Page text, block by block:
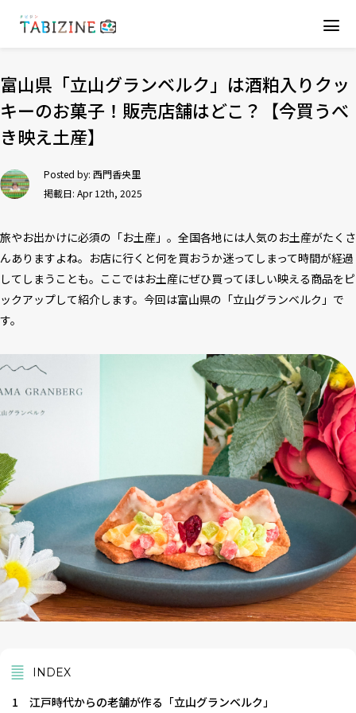
富山県「立山グランベルク」は酒粕入りクッ
キーのお菓子！販売店舗はどこ？【今買うべ
き映え土産】
Posted by: 西門香央里
掲載日: Apr 12th, 2025
旅やお出かけに必須の「お土産」。全国各地には人気のお土産がたくさ
んありますよね。お店に行くと何を買おうか迷ってしまって時間が経過
してしまうことも。ここではお土産にぜひ買ってほしい映える商品をピ
ックアップして紹介します。今回は富山県の「立山グランベルク」で
す。
INDEX
1 江戸時代からの老舗が作る「立山グランベルク」